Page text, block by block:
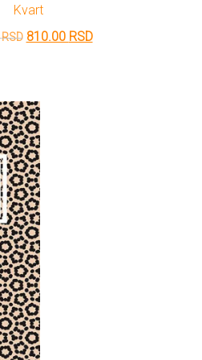
Kvart
RSD Originalna
bila:
900.00 RSD.
810.00 RSDTrenutna